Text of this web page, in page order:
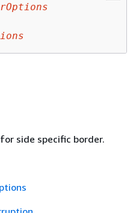
side specific border.